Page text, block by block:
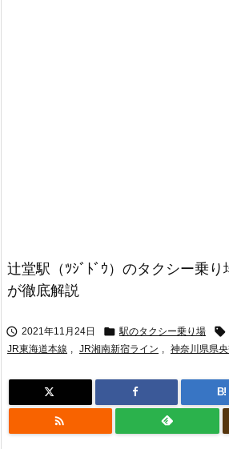
辻堂駅（ﾂｼﾞﾄﾞｳ）のタクシー乗り
が徹底解説
 2021年11月24日  駅のタクシー乗り場 
JR東海道本線 , JR湘南新宿ライン , 神奈川県県
B!
